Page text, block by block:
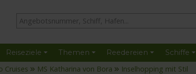
Reiseziele Themen Reedereien Schiffe
Cruises MS Katharina von Bora Inselhopping mit Stil